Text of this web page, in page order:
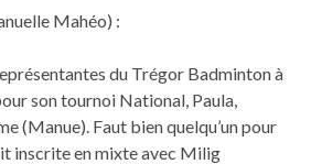
Mahéo) :
du Trégor Badminton à
son tournoi National, Paula,
(Manue). Faut bien quelqu’un pour
inscrite en mixte avec Milig